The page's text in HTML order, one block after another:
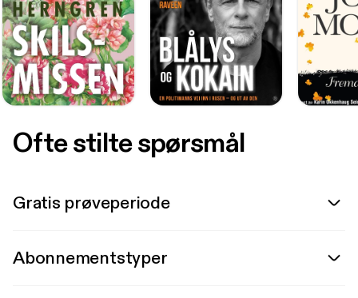
Ofte stilte spørsmål
Gratis prøveperiode
Abonnementstyper